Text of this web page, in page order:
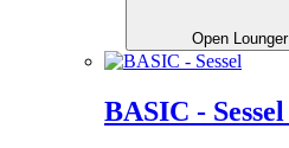
Open Lounger
BASIC - Sessel